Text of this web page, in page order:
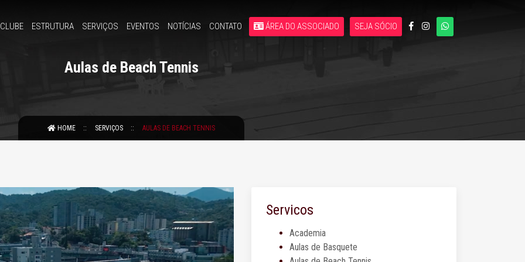
ESTRUTURA SERVIÇOS EVENTOS NOTÍCIAS CONTATO ÁREA DO ASSOCIADO SEJA SÓCIO
Aulas de Beach Tennis
HOME SERVIÇOS AULAS DE BEACH TENNIS
Servicos
Academia
Aulas de Basquete